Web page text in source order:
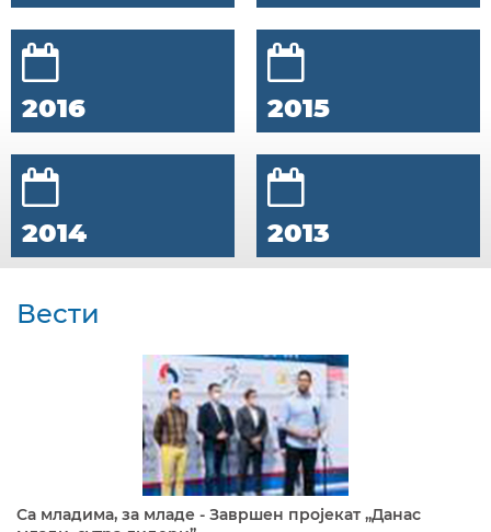
2016 2015
2014 2013
Вести
Са младима, за младе - Завршен пројекат „Данас